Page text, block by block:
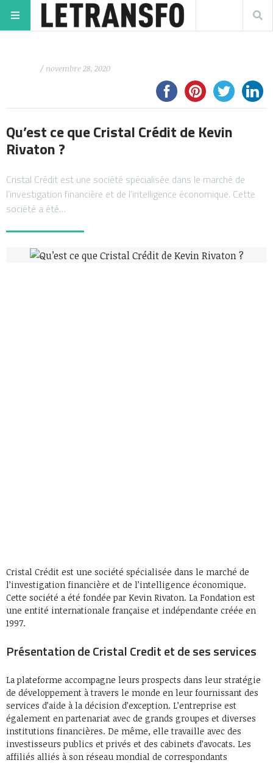
/ novembre 28, 2020
Qu’est ce que Cristal Crédit de Kevin
Rivaton ?
Cristal Crédit est une société spécialisée dans le marché de
l’investigation financière et de l’intelligence économique. Cette
société a été…
Cristal Crédit est une société spécialisée dans le marché de
l’investigation financière et de l’intelligence économique.
Cette société a été fondée par Kevin Rivaton. La Fondation est
une entité internationale française et indépendante créée en
1997.
Présentation de Cristal Credit et de ses services
La plateforme accompagne leurs prospects dans leur stratégie
de développement à travers le monde en leur fournissant des
services d’aide à la décision d’exception. L’entreprise est
également en partenariat avec de grands groupes et diverses
institutions financières. De même, elle travaille avec des
investisseurs publics et privés et des cabinets d’avocats. Les
affiliés alliés à son réseau mondial de correspondants